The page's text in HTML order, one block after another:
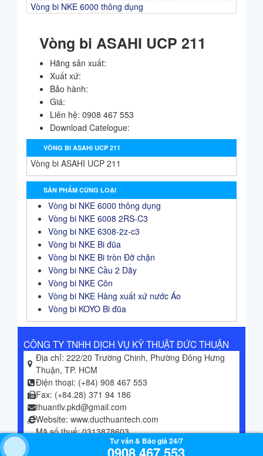
Vòng bi NKE 6000 thông dụng
Vòng bi ASAHI UCP 211
Hãng sản xuất:
Xuất xứ:
Bảo hành:
Giá:
Liên hệ: 0908 467 553
Download Catelogue:
VÒNG BI ASAHI UCP 211
Vòng bi ASAHI UCP 211
SẢN PHẨM CÙNG LOẠI
Vòng bi NKE 6000 thông dụng
Vòng bi NKE 6008 2RS-C3
Vòng bi NKE 6308-2z-c3
Vòng bi NKE Bi đũa
Vòng bi NKE Bi tròn Đỡ chặn
Vòng bi NKE Cầu 2 Dãy
Vòng bi NKE Côn
Vòng bi NKE Hàng xuất xứ nước Áo
Vòng bi KOYO Bi đũa
CÔNG TY TNHH DỊCH VỤ KỸ THUẬT ĐỨC THUẬN
Địa chỉ: 222/20 Trường Chinh, Phường Đông Hưng
Thuận, TP. HCM
Điện thoại: (+84) 908 467 553
Fax: (+84.28) 371 94 186
thuantlv.pkd@gmail.com
Website: www.ducthuantech.com
Mã số thuế: 0313878603
Tư vấn kỹ thuật và báo giá 24/7 : 0908 467 553
Tư vấn & Báo giá 24/7